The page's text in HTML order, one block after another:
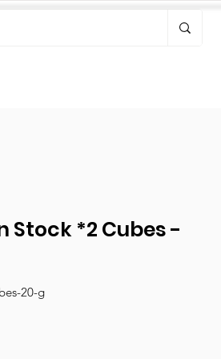
Stock *2 Cubes -
20-g